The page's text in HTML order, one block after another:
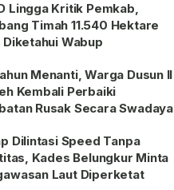
Lingga Kritik Pemkab,
Timah 11.540 Hektare
Diketahui Wabup
Menanti, Warga Dusun II
Kembali Perbaiki
Rusak Secara Swadaya
Dilintasi Speed Tanpa
Kades Belungkur Minta
Laut Diperketat